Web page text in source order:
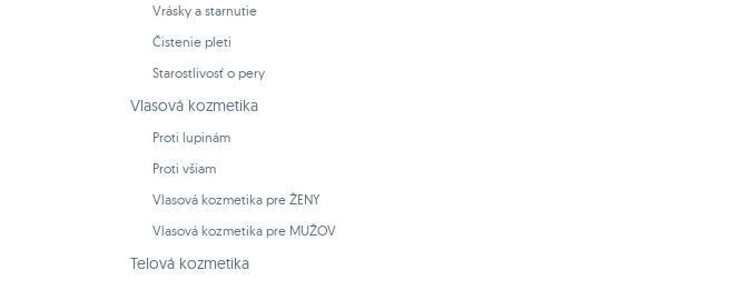
Vrásky a starnutie
Čistenie pleti
Starostlivosť o pery
Vlasová kozmetika
Proti lupinám
Proti všiam
Vlasová kozmetika pre ŽENY
Vlasová kozmetika pre MUŽOV
Telová kozmetika